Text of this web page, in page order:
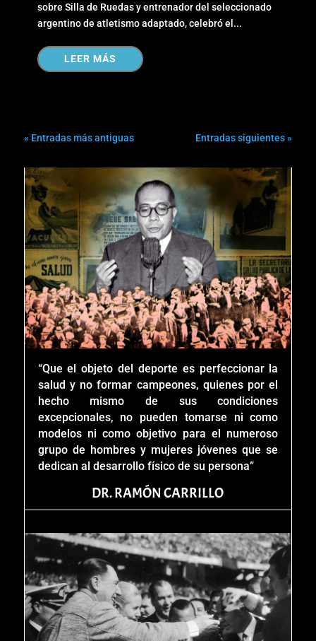
sobre Silla de Ruedas y entrenador del seleccionado
argentino de atletismo adaptado, celebró el...
LEER MÁS
« Entradas más antiguas Entradas siguientes »
“Que el objeto del deporte es perfeccionar la
salud y no formar campeones, quienes por el
hecho mismo de sus condi­ciones
excepcionales, no pueden tomarse ni como
modelos ni como objetivo para el numeroso
grupo de hombres y mujeres jóvenes que se
dedican al desarrollo físico de su persona”
DR. RAMÓN CARRILLO